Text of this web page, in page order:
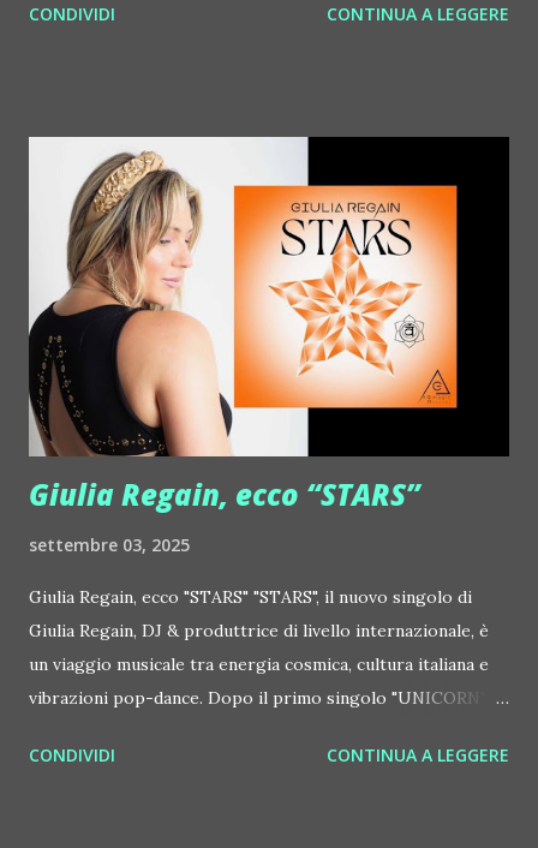
http://www.myspace.com/benderbyetone Chapelier Fou ::
Deian :: http://www.myspace.com/deiansong Dixon ::
http://www.myspace.com/justdixon Frivolous ::
http://www.myspace.com/frivolouslive Frost ::
http://www.myspace.com/frostnorway Gonzales ::
http://www.myspace.com/gonzpiration Italian Laptop
Orchestra feat. Alessio Bertallot Jimmy Edgar ::
http://www.myspace.com/colorstrip Jon Hopkins ::
http://www.myspace.com/jonhopkins Le Luci della
Centrale Elettrica Loco Dice ::
http://www.myspace.com/locod...
CONDIVIDI CONTINUA A LEGGERE
Giulia Regain, ecco “STARS”
settembre 03, 2025
Giulia Regain, ecco "STARS" "STARS", il nuovo singolo di
Giulia Regain, DJ & produttrice di livello internazionale, è
un viaggio musicale tra energia cosmica, cultura italiana e
vibrazioni pop-dance. Dopo il primo singolo "UNICORN",
seconda release intitolata "STARS", interpretata dalla voce
CONDIVIDI CONTINUA A LEGGERE